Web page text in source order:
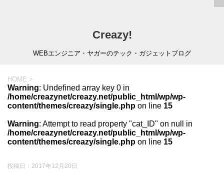
Creazy!
WEBエンジニア・ヤガーのテック・ガジェットブログ
HOME >
Warning: Undefined array key 0 in
/home/creazynet/creazy.net/public_html/wp/wp-
content/themes/creazy/single.php on line 15
Warning: Attempt to read property "cat_ID" on null in
/home/creazynet/creazy.net/public_html/wp/wp-
content/themes/creazy/single.php on line 15
投稿日： 2017年12月20日